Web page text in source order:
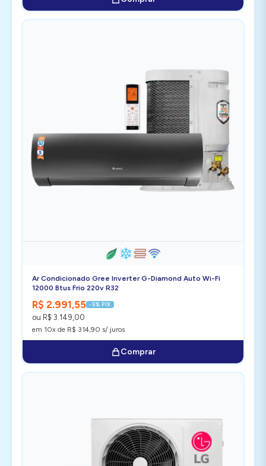
Ar Condicionado Gree Inverter G-Diamond Auto Wi-Fi
12000 Btus Frio 220v R32
R$ 2.991,55 -5% PIX
ou R$ 3.149,00
em 10x de R$ 314,90 s/ juros
Comprar